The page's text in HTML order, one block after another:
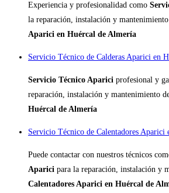
Experiencia y profesionalidad como
la reparación, instalación y
Aparici en Huércal de Almería
Servicio Técnico de Calderas Aparici en
Servicio Técnico Aparici profesional y
reparación, instalación y mantenimiento
Huércal de Almería
Servicio Técnico de Calentadores Aparici
Puede contactar con nuestros técnicos
Aparici para la reparación, instalación y
Calentadores Aparici en Huércal de